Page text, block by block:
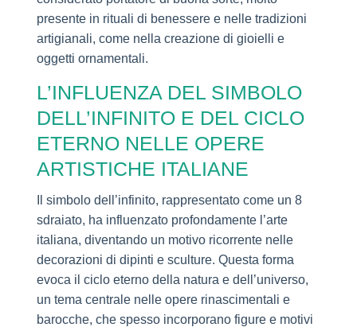
presente in rituali di benessere e nelle tradizioni
artigianali, come nella creazione di gioielli e
oggetti ornamentali.
L’INFLUENZA DEL SIMBOLO
DELL’INFINITO E DEL CICLO
ETERNO NELLE OPERE
ARTISTICHE ITALIANE
Il simbolo dell’infinito, rappresentato come un 8
sdraiato, ha influenzato profondamente l’arte
italiana, diventando un motivo ricorrente nelle
decorazioni di dipinti e sculture. Questa forma
evoca il ciclo eterno della natura e dell’universo,
un tema centrale nelle opere rinascimentali e
barocche, che spesso incorporano figure e motivi